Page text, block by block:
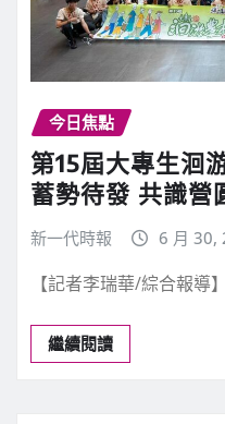
今日焦點
第15屆大專生洄
蓄勢待發 共識營
新一代時報 6 月 30,
【記者李瑞華/綜合報導
繼續閱讀